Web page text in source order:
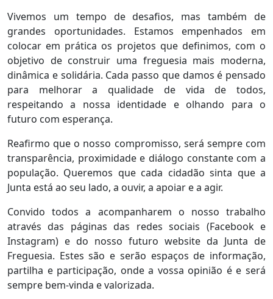
Vivemos um tempo de desafios, mas também de
grandes oportunidades. Estamos empenhados em
colocar em prática os projetos que definimos, com o
objetivo de construir uma freguesia mais moderna,
dinâmica e solidária. Cada passo que damos é pensado
para melhorar a qualidade de vida de todos,
respeitando a nossa identidade e olhando para o
futuro com esperança.
Reafirmo que o nosso compromisso, será sempre com
transparência, proximidade e diálogo constante com a
população. Queremos que cada cidadão sinta que a
Junta está ao seu lado, a ouvir, a apoiar e a agir.
Convido todos a acompanharem o nosso trabalho
através das páginas das redes sociais (Facebook e
Instagram) e do nosso futuro website da Junta de
Freguesia. Estes são e serão espaços de informação,
partilha e participação, onde a vossa opinião é e será
sempre bem-vinda e valorizada.